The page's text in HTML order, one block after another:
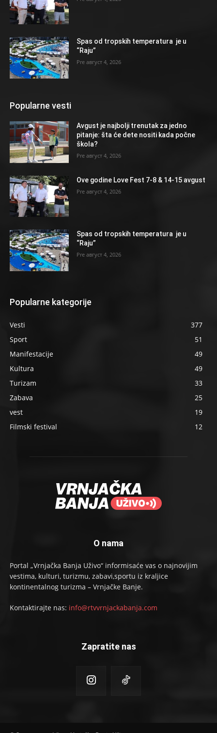
Spas od tropskih temperatura je u
“Raju”
август 4, 2026
Popularne vesti
Avgust je najbolji trenutak za jedno
pitanje: šta će dete nositi kada počne
škola?
август 4, 2026
Ove godine Love Fest 7-8 & 14-15 avgust
август 4, 2026
Spas od tropskih temperatura je u
“Raju”
август 4, 2026
Popularne kategorije
Vesti
377
Sport
51
Manifestacije
49
Kultura
49
Turizam
33
Zabava
25
vest
19
Filmski festival
12
O nama
Portal „Vrnjačka Banja Uživo“ informisaće vas o najnovijim
vestima, kulturi, turizmu, zabavi,sportu iz kraljice
kontinentalnog turizma – Vrnjačke Banje.
Kontaktirajte nas: info@rtvvrnjackabanja.com
Zapratite nas